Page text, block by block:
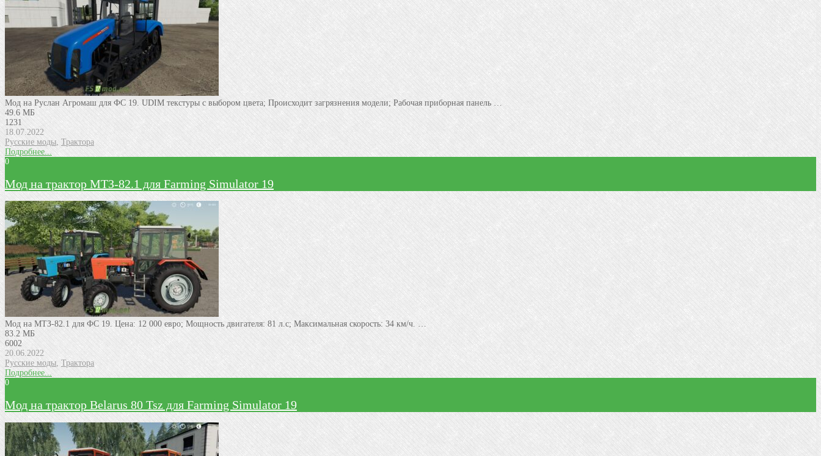
Мод на Руслан Агромаш для ФС 19. UDIM текстуры с выбором цвета; Происходит загрязнения модели; Рабочая приборная панель …
49.6 МБ
1231
18.07.2022
Русские моды, Трактора
Подробнее...
0
Мод на трактор МТЗ-82.1 для Farming Simulator 19
Мод на МТЗ-82.1 для ФС 19. Цена: 12 000 евро; Мощность двигателя: 81 л.с; Максимальная скорость: 34 км/ч. …
83.2 МБ
6002
20.06.2022
Русские моды, Трактора
Подробнее...
0
Мод на трактор Belarus 80 Tsz для Farming Simulator 19